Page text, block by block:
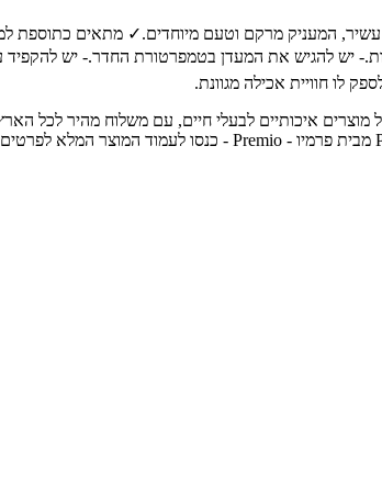
עשוי מ-52% טונה אדומה ודג דניס.✓ מוגש בג'לי עשיר, המעניק מרקם וטעם
הארוחות.- יש להגיש את המעדן בטמפרטורת החדר.- יש
ניסיון. מציעה את המגוון הרחב ביותר של מוצרים איכותיים לבעלי חיים,